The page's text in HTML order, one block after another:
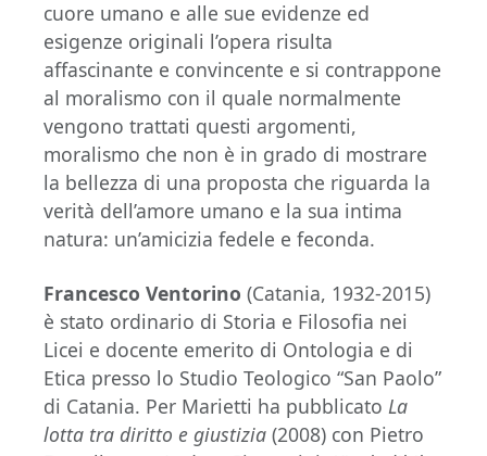
cuore umano e alle sue evidenze ed
esigenze originali l’opera risulta
affascinante e convincente e si contrappone
al moralismo con il quale normalmente
vengono trattati questi argomenti,
moralismo che non è in grado di mostrare
la bellezza di una proposta che riguarda la
verità dell’amore umano e la sua intima
natura: un’amicizia fedele e feconda.
Francesco Ventorino (Catania, 1932-2015)
è stato ordinario di Storia e Filosofia nei
Licei e docente emerito di Ontologia e di
Etica presso lo Studio Teologico “San Paolo”
di Catania. Per Marietti ha pubblicato La
lotta tra diritto e giustizia (2008) con Pietro